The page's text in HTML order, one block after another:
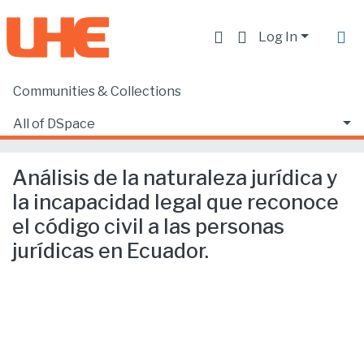
Log In
Communities & Collections
All of DSpace
Home
Facultad de Derecho
Análisis de la naturaleza jurídica y la incapacidad legal que reconoce el código civil a las personas jurídicas en Ecuador.
Análisis de la naturaleza jurídica y
la incapacidad legal que reconoce
el código civil a las personas
jurídicas en Ecuador.